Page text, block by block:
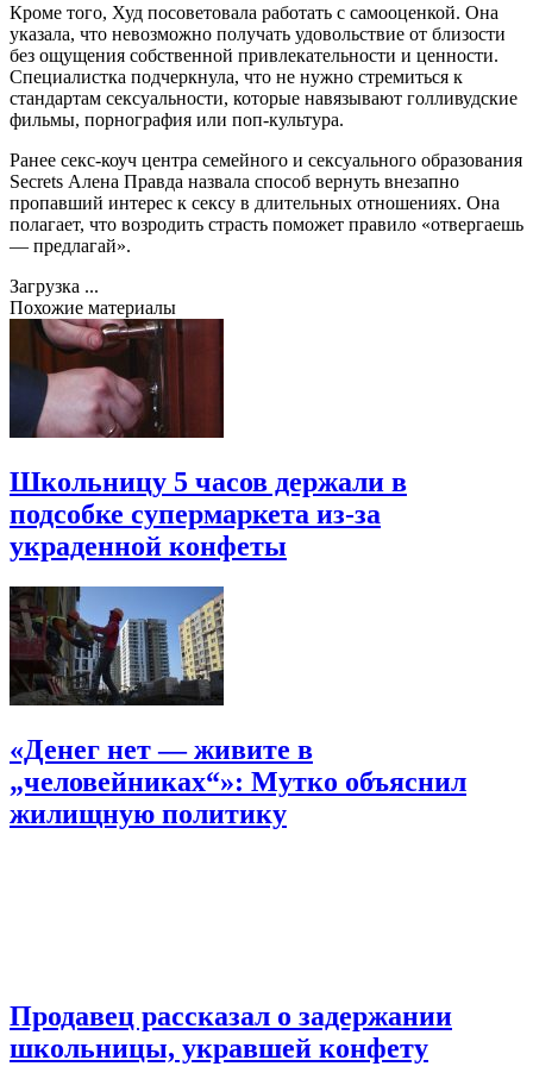
Кроме того, Худ посоветовала работать с самооценкой. Она
указала, что невозможно получать удовольствие от близости
без ощущения собственной привлекательности и ценности.
Специалистка подчеркнула, что не нужно стремиться к
стандартам сексуальности, которые навязывают голливудские
фильмы, порнография или поп-культура.
Ранее секс-коуч центра семейного и сексуального образования
Secrets Алена Правда назвала способ вернуть внезапно
пропавший интерес к сексу в длительных отношениях. Она
полагает, что возродить страсть поможет правило «отвергаешь
— предлагай».
Загрузка ...
Похожие материалы
Школьницу 5 часов держали в
подсобке супермаркета из-за
украденной конфеты
«Денег нет — живите в
„человейниках“»: Мутко объяснил
жилищную политику
Продавец рассказал о задержании
школьницы, укравшей конфету